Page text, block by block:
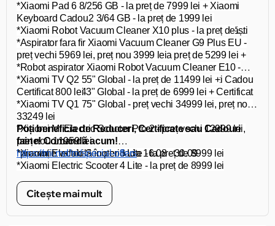
*Xiaomi Redmi A2 3/64 GB - la preț de 1999 lei
*Xiaomi Redmi 12 4/128 GB- la preț de 3499 lei + Căști
Cadou
*Xiaomi Redmi Note 12 8/256 GB - la preț de 5299 lei +
Căști Cadou
*Redmi Pad 4/128 GB - la preț de 4999 lei + Căști Cadou
*Xiaomi Pad 6 8/256 GB - la preț de 7999 lei + Xiaomi
Keyboard Cadou
*Xiaomi Robot Vacuum Cleaner X10 plus - la preț de
17999 lei +Xiaomi Vacuum Cleaner G9 PlusCadou
*Aspirator fara fir Xiaomi Vacuum Cleaner G9 Plus EU -
preț vechi 5969 lei, preț nou 3999 lei
*Robot aspirator Xiaomi Robot Vacuum Cleaner E10 -
preț vechi 3613 lei, preț nou 2999 lei
*Xiaomi TV A2 43" Global - la preț de 6999 lei +Certificat
500 lei
*Xiaomi TV Q2 55" Global - la preț de 11499 lei +
Certificat 800 lei
*Xiaomi TV Q1 75" Global - preț vechi 34999 lei, preț nou
33249 lei
*Xiaomi Mi Electric Scooter Pro 2 - preț vechi 12999 lei,
preț nou 11959 lei
*Xiaomi Electric Scooter 3 Lite - la preț de 8999 lei
*Xiaomi Electric Scooter 4 Lite - la preț de 8999 lei
*Xiaomi Mi Smart Electric Folding Bike - la preț de 17999
lei
Poți beneficia de Reduceri, Certificate sau Cadouri
faine! Comandă acum!
*promoție valabilă în perioada 16.08 - 30.09
https://mi.md/ro/special-offers
Citește mai mult